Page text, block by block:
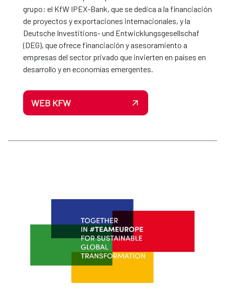
grupo: el KfW IPEX-Bank, que se dedica a la financiación
de proyectos y exportaciones internacionales, y la
Deutsche Investitions- und Entwicklungsgesellschaf
(DEG), que ofrece financiación y asesoramiento a
empresas del sector privado que invierten en países en
desarrollo y en economías emergentes.
WEB KFW